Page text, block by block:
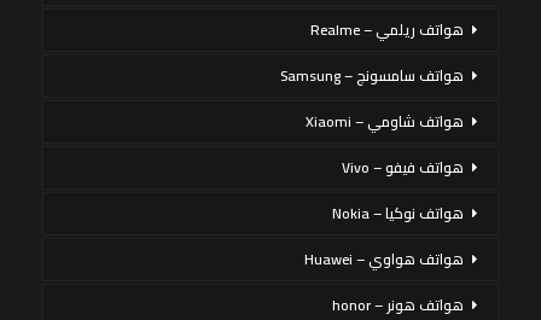
هواتف ريلمي – Realme
هواتف سامسونج – Samsung
هواتف شاومي – Xiaomi
هواتف فيفو – Vivo
هواتف نوكيا – Nokia
هواتف هواوي – Huawei
هواتف هونر – honor